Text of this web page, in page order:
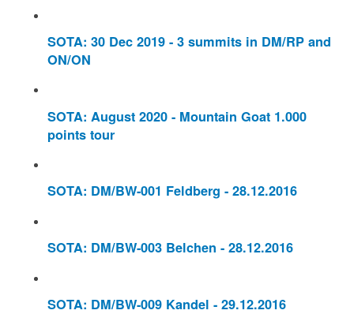
SOTA: 30 Dec 2019 - 3 summits in DM/RP and
ON/ON
SOTA: August 2020 - Mountain Goat 1.000
points tour
SOTA: DM/BW-001 Feldberg - 28.12.2016
SOTA: DM/BW-003 Belchen - 28.12.2016
SOTA: DM/BW-009 Kandel - 29.12.2016